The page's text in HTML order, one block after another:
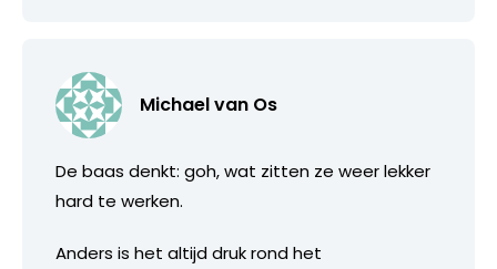
Michael van Os
De baas denkt: goh, wat zitten ze weer lekker
hard te werken.
Anders is het altijd druk rond het